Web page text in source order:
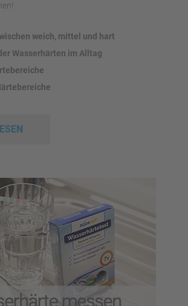
weich, mittel und hart
Wasserhärten im Alltag